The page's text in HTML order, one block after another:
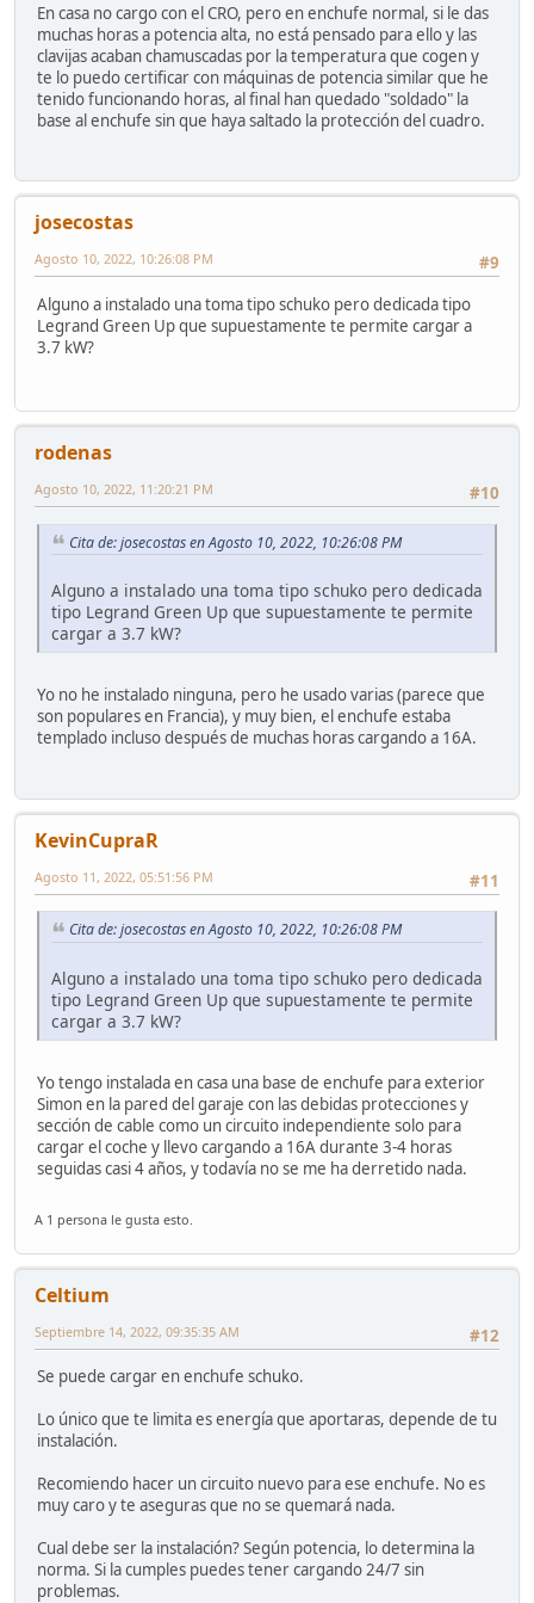
En casa no cargo con el CRO, pero en enchufe normal, si le das
muchas horas a potencia alta, no está pensado para ello y las
clavijas acaban chamuscadas por la temperatura que cogen y
te lo puedo certificar con máquinas de potencia similar que he
tenido funcionando horas, al final han quedado "soldado" la
base al enchufe sin que haya saltado la protección del cuadro.
josecostas
#9
Agosto 10, 2022, 10:26:08 PM
Alguno a instalado una toma tipo schuko pero dedicada tipo
Legrand Green Up que supuestamente te permite cargar a
3.7 kW?
rodenas
#10
Agosto 10, 2022, 11:20:21 PM
Cita de: josecostas en Agosto 10, 2022, 10:26:08 PM
Alguno a instalado una toma tipo schuko pero dedicada
tipo Legrand Green Up que supuestamente te permite
cargar a 3.7 kW?
Yo no he instalado ninguna, pero he usado varias (parece que
son populares en Francia), y muy bien, el enchufe estaba
templado incluso después de muchas horas cargando a 16A.
KevinCupraR
#11
Agosto 11, 2022, 05:51:56 PM
Cita de: josecostas en Agosto 10, 2022, 10:26:08 PM
Alguno a instalado una toma tipo schuko pero dedicada
tipo Legrand Green Up que supuestamente te permite
cargar a 3.7 kW?
Yo tengo instalada en casa una base de enchufe para exterior
Simon en la pared del garaje con las debidas protecciones y
sección de cable como un circuito independiente solo para
cargar el coche y llevo cargando a 16A durante 3-4 horas
seguidas casi 4 años, y todavía no se me ha derretido nada.
A 1 persona le gusta esto.
Celtium
#12
Septiembre 14, 2022, 09:35:35 AM
Se puede cargar en enchufe schuko.
Lo único que te limita es energía que aportaras, depende de tu
instalación.
Recomiendo hacer un circuito nuevo para ese enchufe. No es
muy caro y te aseguras que no se quemará nada.
Cual debe ser la instalación? Según potencia, lo determina la
norma. Si la cumples puedes tener cargando 24/7 sin
problemas.